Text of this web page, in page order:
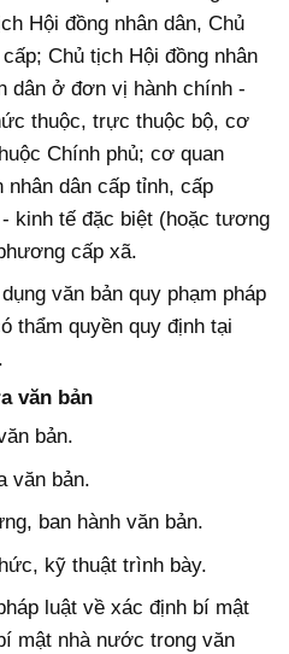
Hội đồng nhân dân, Chủ
Chủ tịch Hội đồng nhân
dân ở đơn vị hành chính -
thuộc, trực thuộc bộ, cơ
Chính phủ; cơ quan
nhân dân cấp tỉnh, cấp
kinh tế đặc biệt (hoặc tương
cấp xã.
văn bản quy phạm pháp
thẩm quyền quy định tại
văn bản
bản.
văn bản.
ban hành văn bản.
kỹ thuật trình bày.
luật về xác định bí mật
mật nhà nước trong văn